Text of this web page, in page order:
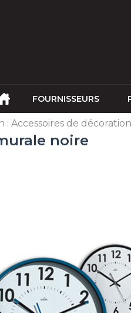
FOURNISSEURS
: Accessoires de décoration
noire